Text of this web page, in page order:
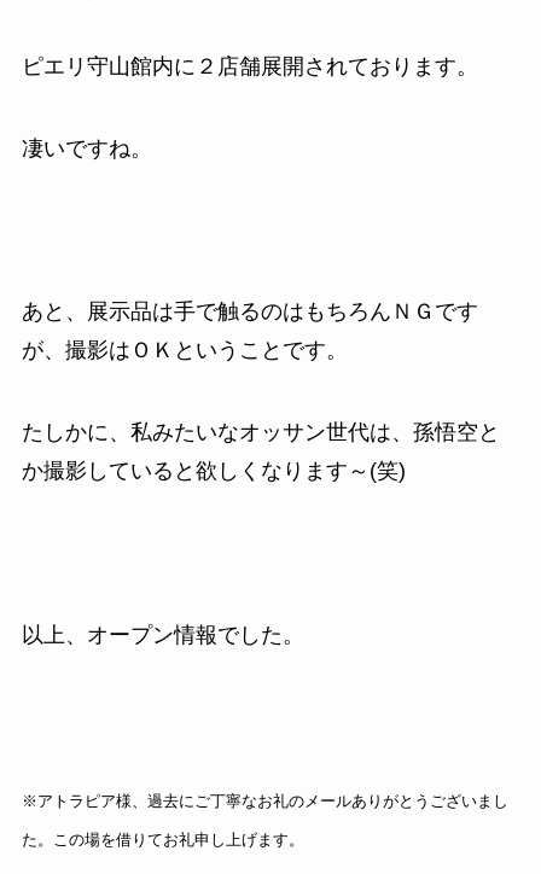
ピエリ守山館内に２店舗展開されております。
凄いですね。
あと、展示品は手で触るのはもちろんＮＧです
が、撮影はＯＫということです。
たしかに、私みたいなオッサン世代は、孫悟空と
か撮影していると欲しくなります～(笑)
以上、オープン情報でした。
※アトラピア様、過去にご丁寧なお礼のメールありがとうございまし
た。この場を借りてお礼申し上げます。